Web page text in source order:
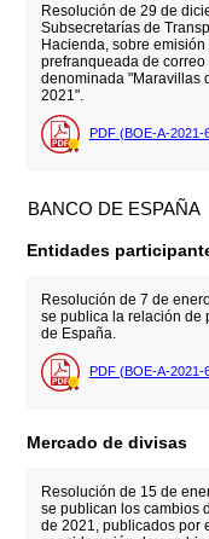
Resolución de 29 de
Subsecretarías de
Hacienda, sobre
prefranqueada de
denominada "Maravillas
2021".
PDF (BOE-A-2021-
BANCO DE ESPAÑA
Entidades
Resolución de 7 de
se publica la relación de
de España.
PDF (BOE-A-2021-
Mercado de divisas
Resolución de 15 de
se publican los cambios
de 2021, publicados por